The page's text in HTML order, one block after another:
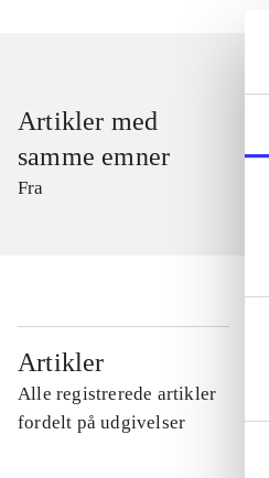
Artikler med
samme emner
Fra
Artikler
Alle registrerede artikler
fordelt på udgivelser